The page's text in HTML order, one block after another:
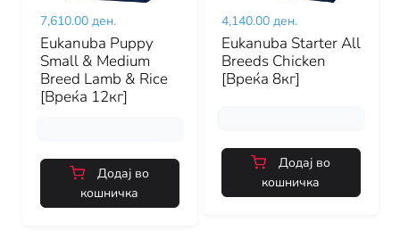
7,610.00 ден.
Eukanuba Puppy
Small & Medium
Breed Lamb & Rice
[Вреќа 12кг]
Додај во
кошничка
4,140.00 ден.
Eukanuba Starter All
Breeds Chicken
[Вреќа 8кг]
Додај во
кошничка